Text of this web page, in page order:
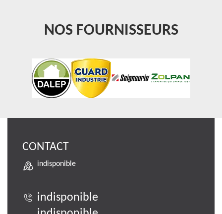
NOS FOURNISSEURS
CONTACT
indisponible
indisponible